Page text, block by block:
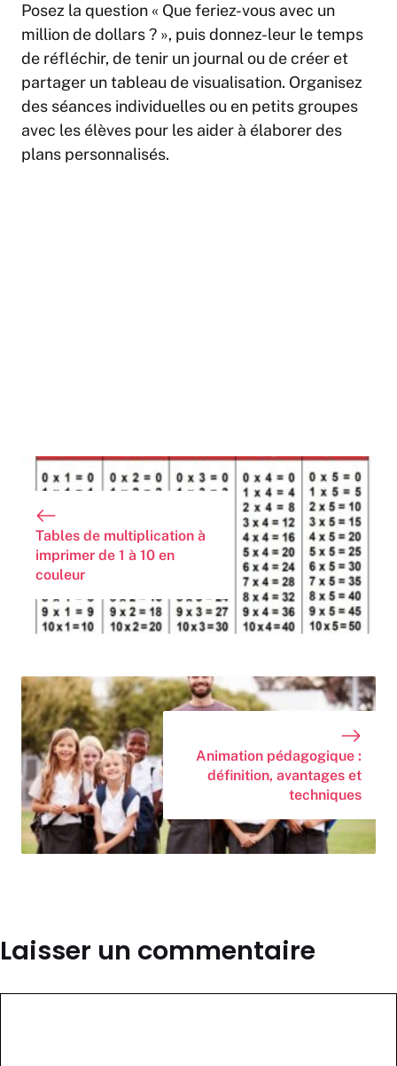
Posez la question « Que feriez-vous avec un
million de dollars ? », puis donnez-leur le temps
de réfléchir, de tenir un journal ou de créer et
partager un tableau de visualisation. Organisez
des séances individuelles ou en petits groupes
avec les élèves pour les aider à élaborer des
plans personnalisés.
Tables de multiplication à
imprimer de 1 à 10 en
couleur
Animation pédagogique :
définition, avantages et
techniques
Laisser un commentaire